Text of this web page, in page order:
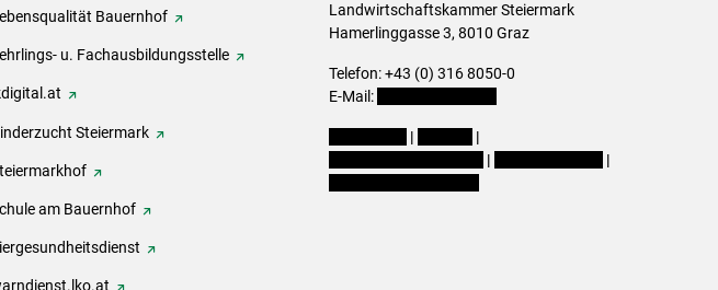
Bauernhof
u. Fachausbildungsstelle
Steiermark
am Bauernhof
Landwirtschaftskammer Steiermark
Hamerlinggasse 3, 8010 Graz
Telefon: +43 (0) 316 8050-0
E-Mail:
|
|
|
|